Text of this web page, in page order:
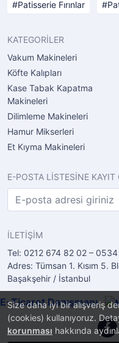
Size daha iyi bir alışveriş
(cookies) kullanıyoruz.
korunması hakkında
Patisserie Fırınlar
KATEGORİLER
Vakum Makineleri
Köfte Kalıpları
Kase Tabak Kapatma
Makineleri
Dilimleme Makineleri
Hamur Mikserleri
Et Kıyma Makineleri
E-POSTA LİSTESİNE KAYIT
İLETİŞİM
Tel: 0212 674 82 02 –
Adres: Tümsan 1. Kısım 5.
Başakşehir / İstanbul
E-Ticaret Danışmanı